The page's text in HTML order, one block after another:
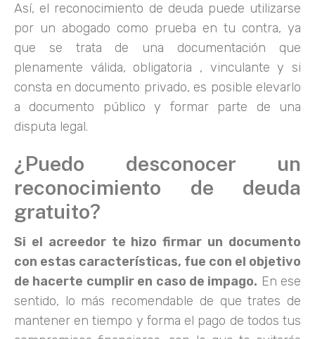
Así, el reconocimiento de deuda puede utilizarse
por un abogado como prueba en tu contra, ya
que se trata de una documentación que
plenamente válida, obligatoria , vinculante y si
consta en documento privado, es posible elevarlo
a documento público y formar parte de una
disputa legal.
¿Puedo desconocer un
reconocimiento de deuda
gratuito?
Si el acreedor te hizo firmar un documento
con estas características, fue con el objetivo
de hacerte cumplir en caso de impago. En ese
sentido, lo más recomendable de que trates de
mantener en tiempo y forma el pago de todos tus